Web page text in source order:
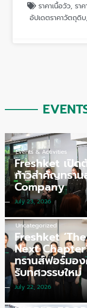
ราคาเนื้อวัว, รา
อัปเดตราคาวัตถุดิบ
Events & Activities
Freshket เปิด
ก้าวสำคัญทรา
Company
July 23, 2026
Events & Activities
Uncategorized
Freshket ‘The
Next
ทรานส์ฟอร์มอ
รับทศวรรษใหม่
July 22, 2026